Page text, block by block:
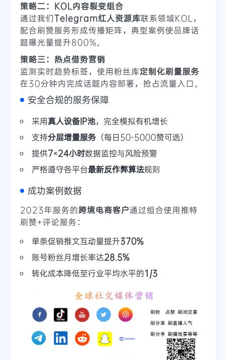
策略二：KOL内容裂变组合
通过我们Telegram红人资源库联系领域KOL，
配合刷赞服务形成传播矩阵，典型案例使品牌话
题曝光量提升800%。
策略三：热点借势营销
监测实时趋势标签，使用粉丝库定制化刷量服务
在30分钟内完成话题内容部署，抢占流量入口。
安全合规的服务保障
采用真人设备IP池，完全模拟有机增长
支持分层增量服务 （每日50-5000赞可选）
提供7×24小时数据监控与风险预警
严格遵守各平台最新反作弊算法规则
成功案例数据
2023年服务的跨境电商客户通过组合使用推特
刷赞+评论服务：
单条促销推文互动量提升370%
账号粉丝月增长率达28.5%
转化成本降低至行业平均水平的1/3